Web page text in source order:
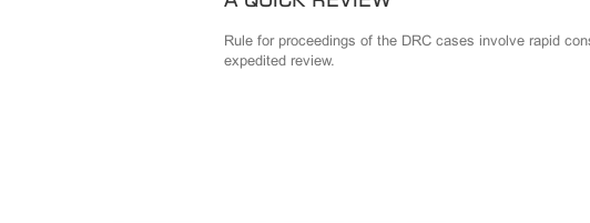
Rule for proceedings of the DRC cases involve rapid
expedited review.